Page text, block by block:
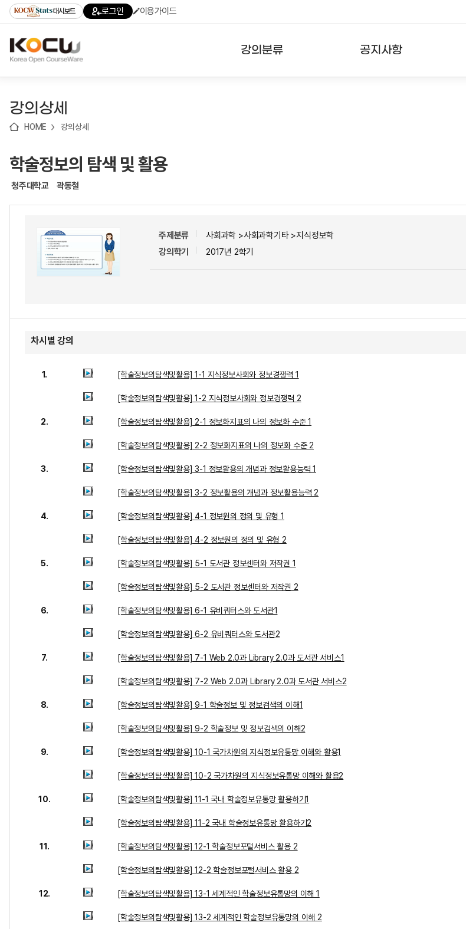
기
기
기
content)
가
대시보드 로그인 이용가이드
강의분류 공지사항
강의상세
HOME 강의상세
학술정보의 탐색 및 활용
청주대학교 곽동철
주제분류
사회과학 >사회과학기타 >지식정보학
강의학기
2017년 2학기
차시별 강의
1. [학술정보의탐색및활용] 1-1 지식정보사회와 정보경쟁력 1
[학술정보의탐색및활용] 1-2 지식정보사회와 정보경쟁력 2
2. [학술정보의탐색및활용] 2-1 정보화지표의 나의 정보화 수준 1
[학술정보의탐색및활용] 2-2 정보화지표의 나의 정보화 수준 2
3. [학술정보의탐색및활용] 3-1 정보활용의 개념과 정보활용능력 1
[학술정보의탐색및활용] 3-2 정보활용의 개념과 정보활용능력 2
4. [학술정보의탐색및활용] 4-1 정보원의 정의 및 유형 1
[학술정보의탐색및활용] 4-2 정보원의 정의 및 유형 2
5. [학술정보의탐색및활용] 5-1 도서관 정보센터와 저작권 1
[학술정보의탐색및활용] 5-2 도서관 정보센터와 저작권 2
6. [학술정보의탐색및활용] 6-1 유비쿼터스와 도서관1
[학술정보의탐색및활용] 6-2 유비쿼터스와 도서관2
7. [학술정보의탐색및활용] 7-1 Web 2.0과 Library 2.0과 도서관 서비스1
[학술정보의탐색및활용] 7-2 Web 2.0과 Library 2.0과 도서관 서비스2
8. [학술정보의탐색및활용] 9-1 학술정보 및 정보검색의 이해1
[학술정보의탐색및활용] 9-2 학술정보 및 정보검색의 이해2
9. [학술정보의탐색및활용] 10-1 국가차원의 지식정보유통망 이해와 활용1
[학술정보의탐색및활용] 10-2 국가차원의 지식정보유통망 이해와 활용2
10. [학술정보의탐색및활용] 11-1 국내 학술정보유통망 활용하기1
[학술정보의탐색및활용] 11-2 국내 학술정보유통망 활용하기2
11. [학술정보의탐색및활용] 12-1 학술정보포털서비스 활용 2
[학술정보의탐색및활용] 12-2 학술정보포털서비스 활용 2
12. [학술정보의탐색및활용] 13-1 세계적인 학술정보유통망의 이해 1
[학술정보의탐색및활용] 13-2 세계적인 학술정보유통망의 이해 2